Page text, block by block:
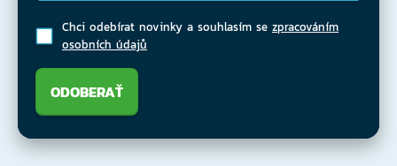
Chci odebírat novinky a souhlasím se zpracováním
osobních údajů
ODOBERAŤ